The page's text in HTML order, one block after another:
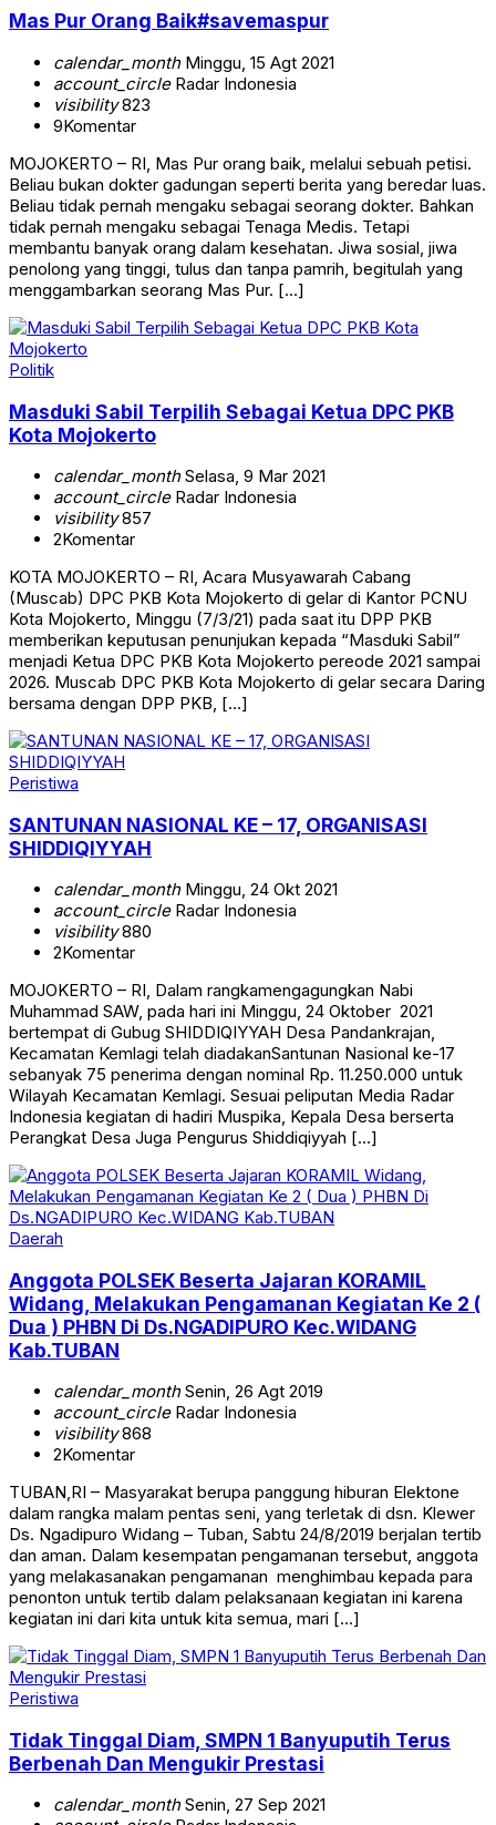
Mas Pur Orang Baik#savemaspur
calendar_monthMinggu, 15 Agt 2021
account_circleRadar Indonesia
visibility823
9Komentar
MOJOKERTO – RI, Mas Pur orang baik, melalui sebuah petisi.
Beliau bukan dokter gadungan seperti berita yang beredar luas.
Beliau tidak pernah mengaku sebagai seorang dokter. Bahkan
tidak pernah mengaku sebagai Tenaga Medis. Tetapi
membantu banyak orang dalam kesehatan. Jiwa sosial, jiwa
penolong yang tinggi, tulus dan tanpa pamrih, begitulah yang
menggambarkan seorang Mas Pur. […]
Politik
Masduki Sabil Terpilih Sebagai Ketua DPC PKB
Kota Mojokerto
calendar_monthSelasa, 9 Mar 2021
account_circleRadar Indonesia
visibility857
2Komentar
KOTA MOJOKERTO – RI, Acara Musyawarah Cabang
(Muscab) DPC PKB Kota Mojokerto di gelar di Kantor PCNU
Kota Mojokerto, Minggu (7/3/21) pada saat itu DPP PKB
memberikan keputusan penunjukan kepada “Masduki Sabil”
menjadi Ketua DPC PKB Kota Mojokerto pereode 2021 sampai
2026. Muscab DPC PKB Kota Mojokerto di gelar secara Daring
bersama dengan DPP PKB, […]
Peristiwa
SANTUNAN NASIONAL KE – 17, ORGANISASI
SHIDDIQIYYAH
calendar_monthMinggu, 24 Okt 2021
account_circleRadar Indonesia
visibility880
2Komentar
MOJOKERTO – RI, Dalam rangkamengagungkan Nabi
Muhammad SAW, pada hari ini Minggu, 24 Oktober 2021
bertempat di Gubug SHIDDIQIYYAH Desa Pandankrajan,
Kecamatan Kemlagi telah diadakanSantunan Nasional ke-17
sebanyak 75 penerima dengan nominal Rp. 11.250.000 untuk
Wilayah Kecamatan Kemlagi. Sesuai peliputan Media Radar
Indonesia kegiatan di hadiri Muspika, Kepala Desa berserta
Perangkat Desa Juga Pengurus Shiddiqiyyah […]
Daerah
Anggota POLSEK Beserta Jajaran KORAMIL
Widang, Melakukan Pengamanan Kegiatan Ke 2 (
Dua ) PHBN Di Ds.NGADIPURO Kec.WIDANG
Kab.TUBAN
calendar_monthSenin, 26 Agt 2019
account_circleRadar Indonesia
visibility868
2Komentar
TUBAN,RI – Masyarakat berupa panggung hiburan Elektone
dalam rangka malam pentas seni, yang terletak di dsn. Klewer
Ds. Ngadipuro Widang – Tuban, Sabtu 24/8/2019 berjalan tertib
dan aman. Dalam kesempatan pengamanan tersebut, anggota
yang melakasanakan pengamanan menghimbau kepada para
penonton untuk tertib dalam pelaksanaan kegiatan ini karena
kegiatan ini dari kita untuk kita semua, mari […]
Peristiwa
Tidak Tinggal Diam, SMPN 1 Banyuputih Terus
Berbenah Dan Mengukir Prestasi
calendar_monthSenin, 27 Sep 2021